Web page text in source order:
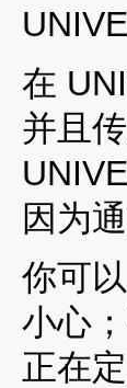
在
并且
因为
你可
小心
正在